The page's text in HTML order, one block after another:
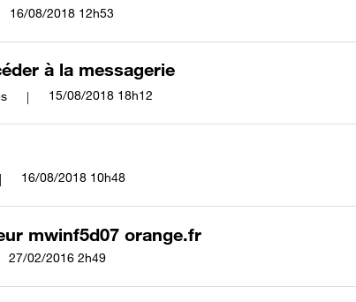
‎16/08/2018 12h53
à la messagerie
‎15/08/2018 18h12
‎16/08/2018 10h48
mwinf5d07 orange.fr
‎27/02/2016 2h49